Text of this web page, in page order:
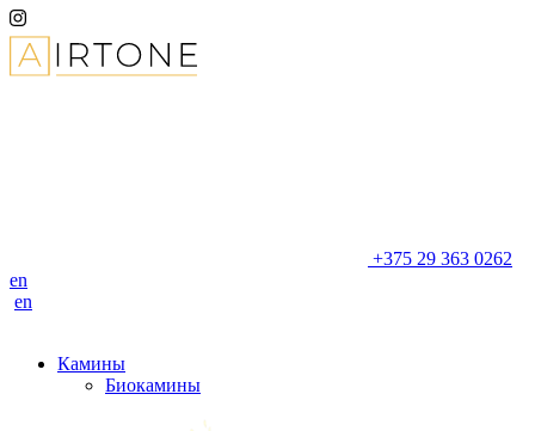
+375 29 363 0262
en
en
Камины
Биокамины